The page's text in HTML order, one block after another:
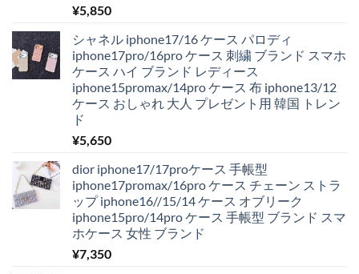
¥5,850
シャネル iphone17/16 ケース パロディ
iphone17pro/16pro ケース 刺繍 ブランド スマホ
ケース ハイ ブランド レディース
iphone15promax/14pro ケース 布 iphone13/12
ケース おしゃれ 大人 プレゼント用 韓国 トレン
ド
¥5,650
dior iphone17/17proケース 手帳型
iphone17promax/16pro ケース チェーン ストラ
ップ iphone16//15/14 ケース オブリーク
iphone15pro/14pro ケース 手帳型 ブランド スマ
ホケース 女性 ブランド
¥7,350